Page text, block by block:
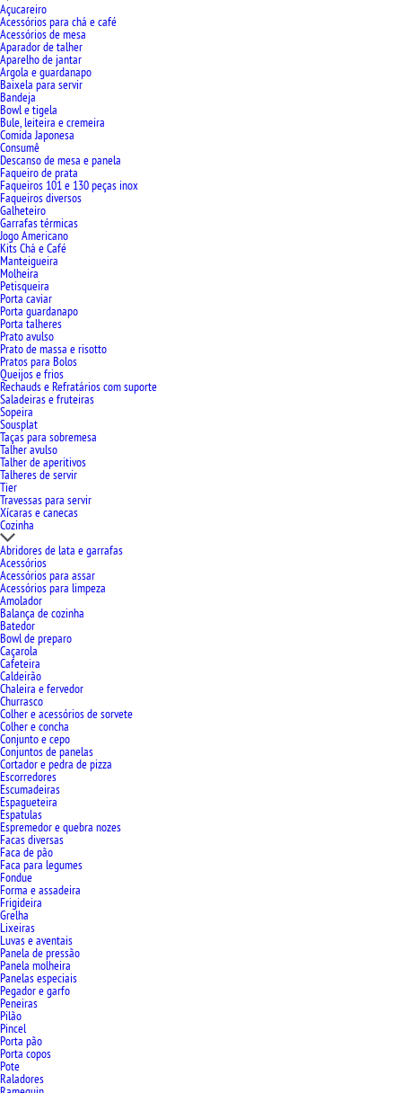
Açucareiro
Acessórios para chá e café
Acessórios de mesa
Aparador de talher
Aparelho de jantar
Argola e guardanapo
Baixela para servir
Bandeja
Bowl e tigela
Bule, leiteira e cremeira
Comida Japonesa
Consumê
Descanso de mesa e panela
Faqueiro de prata
Faqueiros 101 e 130 peças inox
Faqueiros diversos
Galheteiro
Garrafas térmicas
Jogo Americano
Kits Chá e Café
Manteigueira
Molheira
Petisqueira
Porta caviar
Porta guardanapo
Porta talheres
Prato avulso
Prato de massa e risotto
Pratos para Bolos
Queijos e frios
Rechauds e Refratários com suporte
Saladeiras e fruteiras
Sopeira
Sousplat
Taças para sobremesa
Talher avulso
Talher de aperitivos
Talheres de servir
Tier
Travessas para servir
Xícaras e canecas
Cozinha
Abridores de lata e garrafas
Acessórios
Acessórios para assar
Acessórios para limpeza
Amolador
Balança de cozinha
Batedor
Bowl de preparo
Caçarola
Cafeteira
Caldeirão
Chaleira e fervedor
Churrasco
Colher e acessórios de sorvete
Colher e concha
Conjunto e cepo
Conjuntos de panelas
Cortador e pedra de pizza
Escorredores
Escumadeiras
Espagueteira
Espatulas
Espremedor e quebra nozes
Facas diversas
Faca de pão
Faca para legumes
Fondue
Forma e assadeira
Frigideira
Grelha
Lixeiras
Luvas e aventais
Panela de pressão
Panela molheira
Panelas especiais
Pegador e garfo
Peneiras
Pilão
Pincel
Porta pão
Porta copos
Pote
Raladores